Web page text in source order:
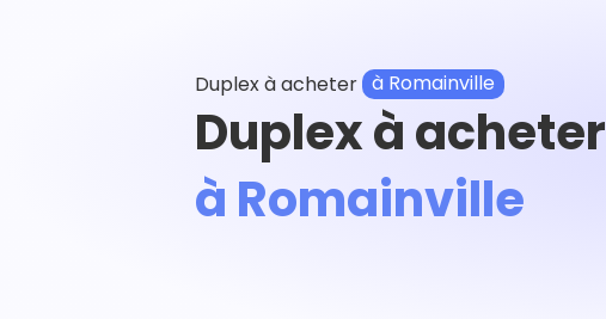
Duplex à acheter à Romainville
Duplex à acheter
à Romainville